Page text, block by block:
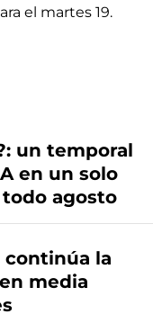
un temporal
en un solo
agosto
continúa la
media